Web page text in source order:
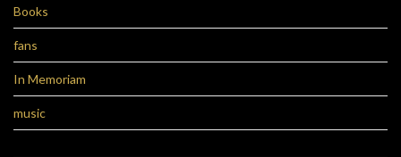
Books
fans
In Memoriam
music